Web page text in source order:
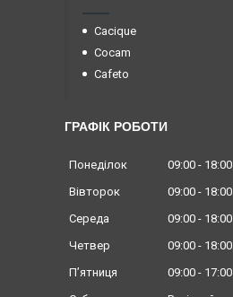
Cacique
Cocam
Cafeto
ГРАФІК РОБОТИ
Понеділок 09:00
18:00
Вівторок
09:00
18:00
Середа
09:00
18:00
Четвер
09:00
18:00
Пʼятниця
09:00
17:00